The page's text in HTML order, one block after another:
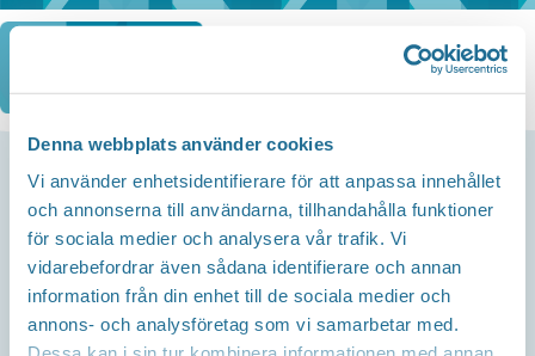
Denna webbplats använder cookies
Vi använder enhetsidentifierare för att anpassa innehållet
och annonserna till användarna, tillhandahålla funktioner
för sociala medier och analysera vår trafik. Vi
vidarebefordrar även sådana identifierare och annan
information från din enhet till de sociala medier och
annons- och analysföretag som vi samarbetar med.
Hoppa
innehåll
Kontakta oss
Telefon
Företagsservice 0141-101 200
Mail